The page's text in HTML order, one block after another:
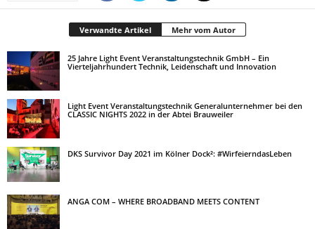
Verwandte Artikel Mehr vom Autor
25 Jahre Light Event Veranstaltungstechnik GmbH – Ein
Vierteljahrhundert Technik, Leidenschaft und Innovation
Light Event Veranstaltungstechnik Generalunternehmer bei den
CLASSIC NIGHTS 2022 in der Abtei Brauweiler
DKS Survivor Day 2021 im Kölner Dock²: #WirfeierndasLeben
ANGA COM – WHERE BROADBAND MEETS CONTENT